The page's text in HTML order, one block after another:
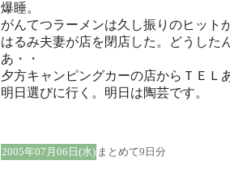
爆睡。
がんてつラーメンは久し振りのヒット
はるみ夫妻が店を閉店した。どうした
あ・・
夕方キャンピングカーの店からＴＥＬ
明日選びに行く。明日は陶芸です。
2005年07月06日(水) まとめて9日分